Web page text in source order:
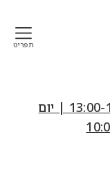
תפריט
שעות פתיחה: יום ג׳-יום ד׳ 13:00-18:00 | יום